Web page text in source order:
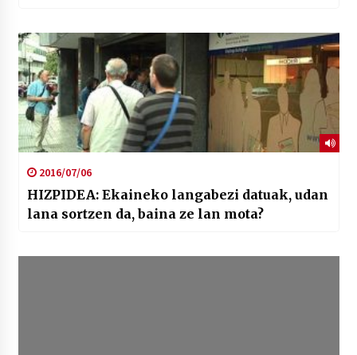
2016/07/06
HIZPIDEA: Ekaineko langabezi datuak, udan
lana sortzen da, baina ze lan mota?